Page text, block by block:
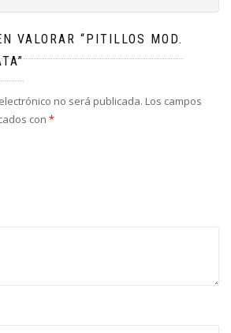
VALORAR “PITILLOS MOD.
no será publicada. Los campos
con *